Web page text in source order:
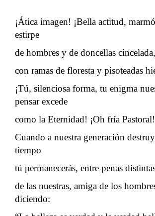
¡Ática imagen! ¡Bella actitud,
estirpe
de hombres y de doncellas cincelada,
con ramas de floresta y pisoteadas
¡Tú, silenciosa forma, tu enigma
pensar excede
como la Eternidad! ¡Oh fría Pastoral!
Cuando a nuestra generación
tiempo
tú permanecerás, entre penas
de las nuestras, amiga de los
diciendo: